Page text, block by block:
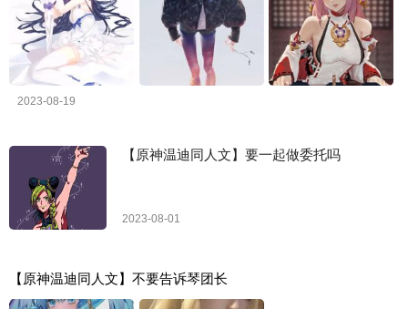
2023-08-19
【原神温迪同人文】要一起做委托吗
2023-08-01
【原神温迪同人文】不要告诉琴团长